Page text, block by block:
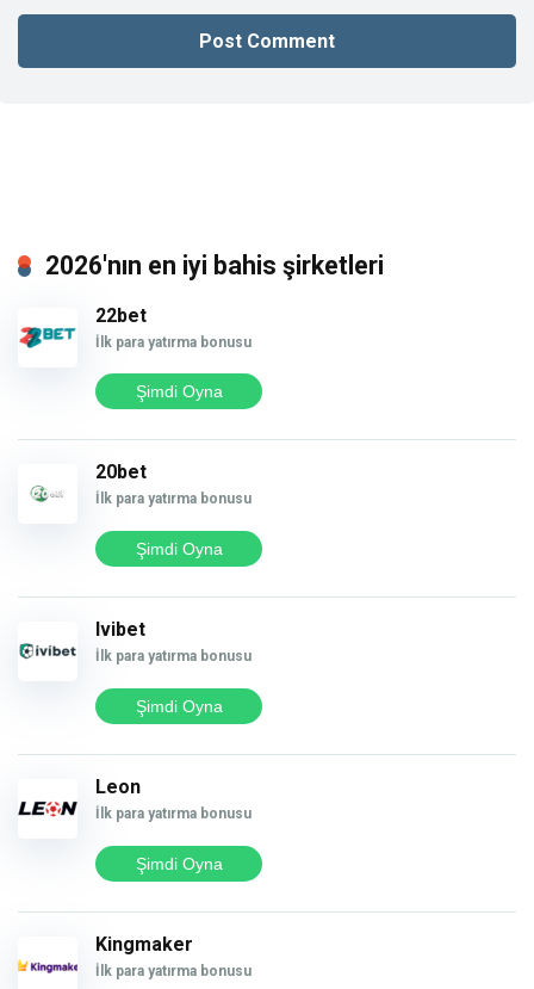
2026'nın en iyi bahis şirketleri
22bet
İlk para yatırma bonusu
Şimdi Oyna
20bet
İlk para yatırma bonusu
Şimdi Oyna
Ivibet
İlk para yatırma bonusu
Şimdi Oyna
Leon
İlk para yatırma bonusu
Şimdi Oyna
Kingmaker
İlk para yatırma bonusu